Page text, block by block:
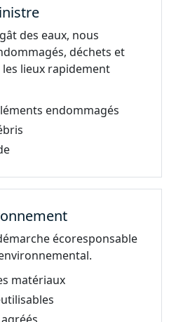
des eaux, nous
déchets et
lieux rapidement
endommagés
écoresponsable
matériaux